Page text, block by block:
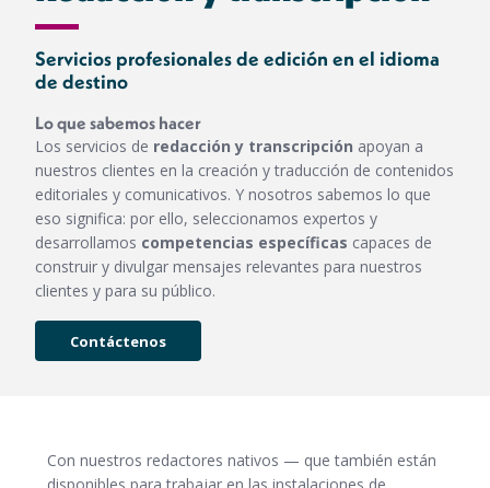
Servicios profesionales de edición en el idioma
de destino
Lo que sabemos hacer
Los servicios de redacción y transcripción apoyan a
nuestros clientes en la creación y traducción de contenidos
editoriales y comunicativos. Y nosotros sabemos lo que
eso significa: por ello, seleccionamos expertos y
desarrollamos competencias específicas capaces de
construir y divulgar mensajes relevantes para nuestros
clientes y para su público.
Contáctenos
Con nuestros redactores nativos — que también están